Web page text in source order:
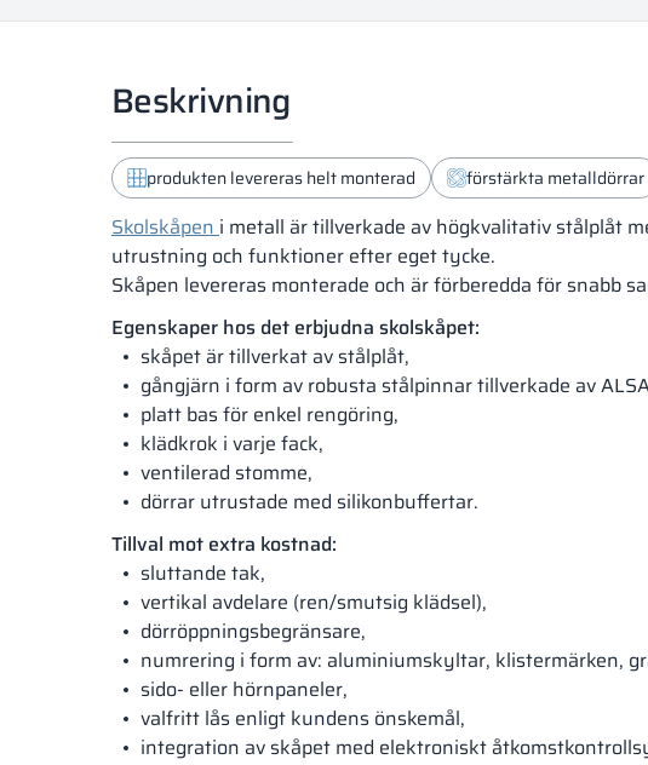
Beskrivning
produkten levereras helt monterad förstärkta metalldörrar
Skolskåpen i metall är tillverkade av högkvalitativ stålplåt
utrustning och funktioner efter eget tycke.
Skåpen levereras monterade och är förberedda för snabb
Egenskaper hos det erbjudna skolskåpet:
skåpet är tillverkat av stålplåt,
gångjärn i form av robusta stålpinnar tillverkade av
platt bas för enkel rengöring,
klädkrok i varje fack,
ventilerad stomme,
dörrar utrustade med silikonbuffertar.
Tillval mot extra kostnad:
sluttande tak,
vertikal avdelare (ren/smutsig klädsel),
dörröppningsbegränsare,
numrering i form av: aluminiumskyltar, klistermärken,
sido- eller hörnpaneler,
valfritt lås enligt kundens önskemål,
integration av skåpet med elektroniskt